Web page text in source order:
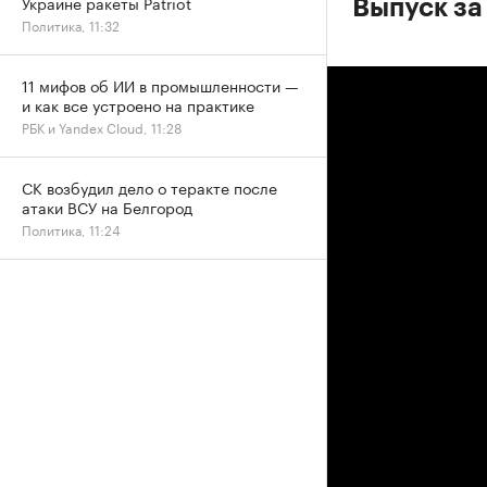
Выпуск
Политика, 11:32
11 мифов об ИИ в промышленности —
и как все устроено на практике
РБК и Yandex Cloud, 11:28
СК возбудил дело о теракте после
атаки ВСУ на Белгород
Политика, 11:24